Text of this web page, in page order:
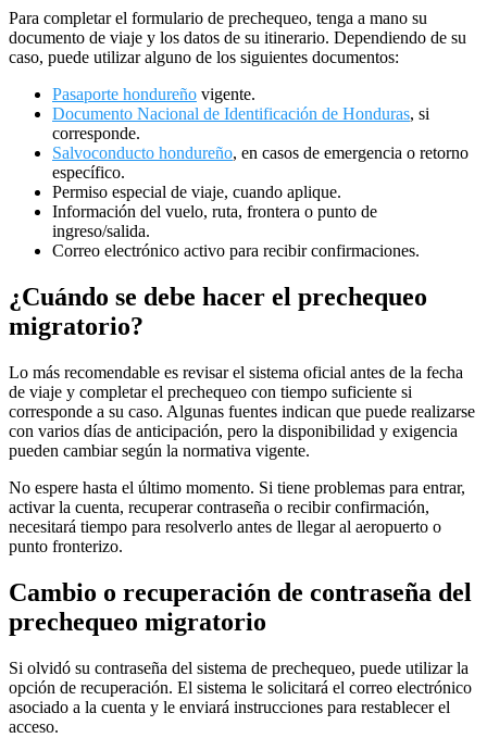
Para completar el formulario de prechequeo, tenga a mano su
documento de viaje y los datos de su itinerario. Dependiendo de su
caso, puede utilizar alguno de los siguientes documentos:
Pasaporte hondureño vigente.
Documento Nacional de Identificación de Honduras, si
corresponde.
Salvoconducto hondureño, en casos de emergencia o retorno
específico.
Permiso especial de viaje, cuando aplique.
Información del vuelo, ruta, frontera o punto de
ingreso/salida.
Correo electrónico activo para recibir confirmaciones.
¿Cuándo se debe hacer el prechequeo
migratorio?
Lo más recomendable es revisar el sistema oficial antes de la fecha
de viaje y completar el prechequeo con tiempo suficiente si
corresponde a su caso. Algunas fuentes indican que puede realizarse
con varios días de anticipación, pero la disponibilidad y exigencia
pueden cambiar según la normativa vigente.
No espere hasta el último momento. Si tiene problemas para entrar,
activar la cuenta, recuperar contraseña o recibir confirmación,
necesitará tiempo para resolverlo antes de llegar al aeropuerto o
punto fronterizo.
Cambio o recuperación de contraseña del
prechequeo migratorio
Si olvidó su contraseña del sistema de prechequeo, puede utilizar la
opción de recuperación. El sistema le solicitará el correo electrónico
asociado a la cuenta y le enviará instrucciones para restablecer el
acceso.